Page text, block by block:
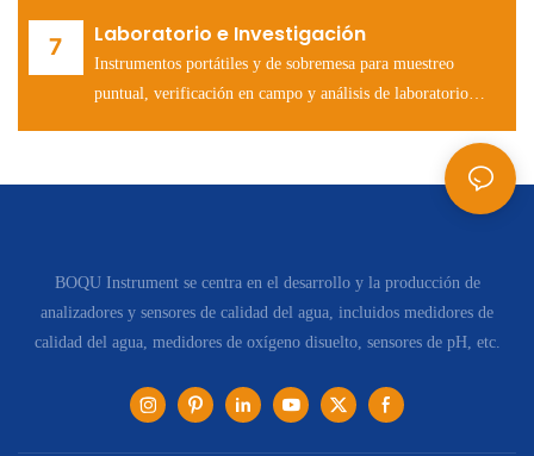
Laboratorio e Investigación
Instrumentos portátiles y de sobremesa para muestreo
puntual, verificación en campo y análisis de laboratorio
BOQU Instrument se centra en el desarrollo y la producción de
analizadores y sensores de calidad del agua, incluidos medidores de
calidad del agua, medidores de oxígeno disuelto, sensores de pH, etc.